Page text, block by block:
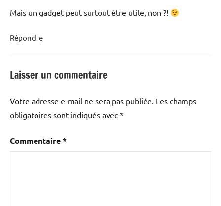
Mais un gadget peut surtout être utile, non ?!
Répondre
Laisser un commentaire
Votre adresse e-mail ne sera pas publiée. Les champs
obligatoires sont indiqués avec *
Commentaire*